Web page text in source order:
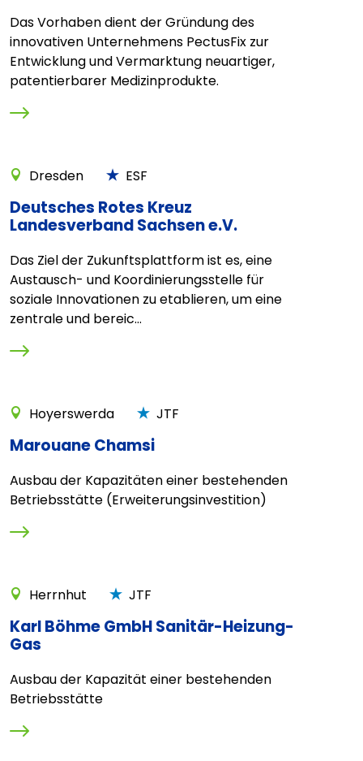
Das Vorhaben dient der Gründung des
innovativen Unternehmens PectusFix zur
Entwicklung und Vermarktung neuartiger,
patentierbarer Medizinprodukte.
Dresden ESF
Deutsches Rotes Kreuz
Landesverband Sachsen e.V.
Das Ziel der Zukunftsplattform ist es, eine
Austausch- und Koordinierungsstelle für
soziale Innovationen zu etablieren, um eine
zentrale und bereic...
Hoyerswerda JTF
Marouane Chamsi
Ausbau der Kapazitäten einer bestehenden
Betriebsstätte (Erweiterungsinvestition)
Herrnhut JTF
Karl Böhme GmbH Sanitär-Heizung-
Gas
Ausbau der Kapazität einer bestehenden
Betriebsstätte